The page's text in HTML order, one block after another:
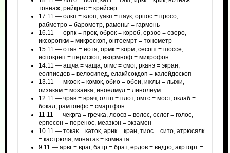
тоннаж, рейкрес = крейсер
17.11 — олкп = клоп, уакп = паук, орпос = просо,
рабметро = барометр, рамоньг = гармонь
16.11 — орпк = прок, оброк = короб, ерзоо = озеро,
иксоропкм = микроскоп, онтоемрт = тонометр
15.11 — отан = нота, ормк = корм, сесош = шоссе,
испокреп = перископ, икормноф = микрофон
14.11 — ащча = чаща, огмс = смог, рканэ = экран,
еолписдев = велосипед, елакйсокдоп = калейдоскоп
13.11 — мкоок = комок, обио = обои, ижлы = лыжи,
оизакам = мозаика, иноелмул = линолеум
12.11 — чрав = врач, олтп = плот, омтс = мост, оклаб =
бокал, рамтонфс = смартфон
11.11 — чекрга = гречка, лоосв = волос, ослог = голос,
ерпесон = перенос, меазкэн = экзамен
10.11 — токак = каток, арнк = кран, тиос = сито, атрюсялк
= кастрюля, монатак = комната
9.11 — арвг = враг, батр = брат, ердов = ведро, акрторт =